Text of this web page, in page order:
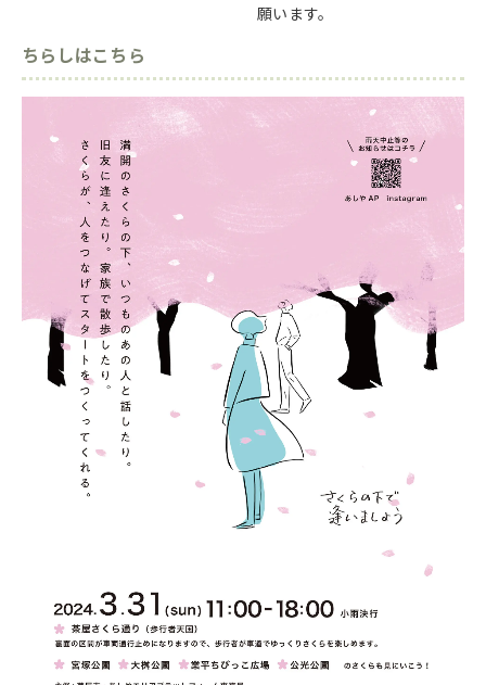
願います。
ちらしはこちら